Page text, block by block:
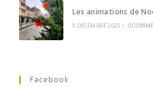
Les animations de
9 DÉCEMBRE 2025 / 0
Facebook